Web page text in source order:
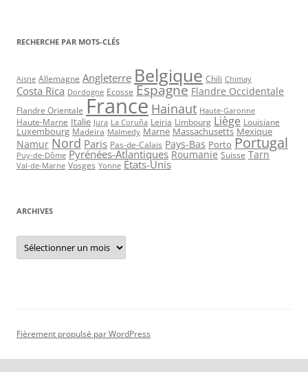
RECHERCHE PAR MOTS-CLÉS
Aisne Allemagne Angleterre Belgique Chili Chimay
Costa Rica Dordogne Ecosse Espagne Flandre Occidentale
Flandre Orientale France Hainaut Haute-Garonne
Haute-Marne Italie Jura La Coruña Leiria Limbourg Liège Louisiane
Luxembourg Madeira Malmedy Marne Massachusetts Mexique
Namur Nord Paris Pas-de-Calais Pays-Bas Porto Portugal
Puy-de-Dôme Pyrénées-Atlantiques Roumanie Suisse Tarn
Val-de-Marne Vosges Yonne États-Unis
ARCHIVES
Archives
Fièrement propulsé par WordPress